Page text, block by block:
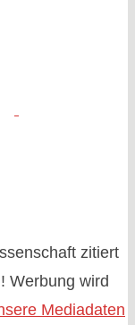
zitiert
Werbung wird
Mediadaten